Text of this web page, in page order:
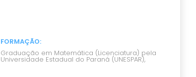
FORMAÇÃO:
Graduação em Matemática (Licenciatura) pela
Universidade Estadual do Paraná (UNESPAR),